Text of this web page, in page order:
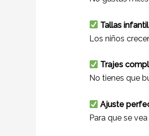
Tallas
Los niños
Trajes
No tienes que
Ajuste
Para que se